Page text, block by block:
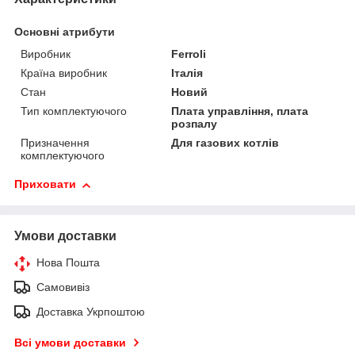
Основні атрибути
Виробник
Ferroli
Країна виробник
Італія
Стан
Новий
Тип комплектуючого
Плата управління, плата
розпалу
Призначення
комплектуючого
Для газових котлів
Приховати
Умови доставки
Нова Пошта
Самовивіз
Доставка Укрпоштою
Всі умови доставки